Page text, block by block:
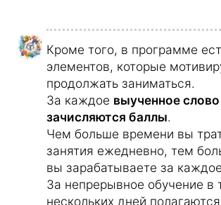
соответствующее
помогает быстрее
Весь курс был начитан в
звукозаписиносителями
Германии.
Вучебном сообществевы
обмениваться идеями с